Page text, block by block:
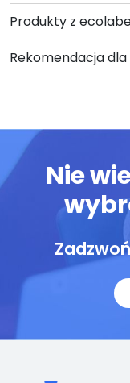
Produkty z
Rekomendacja
Nie